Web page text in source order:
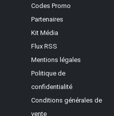
Codes Promo
Partenaires
Kit Média
Flux RSS
Mentions légales
Politique de
confidentialité
Conditions générales de
vente